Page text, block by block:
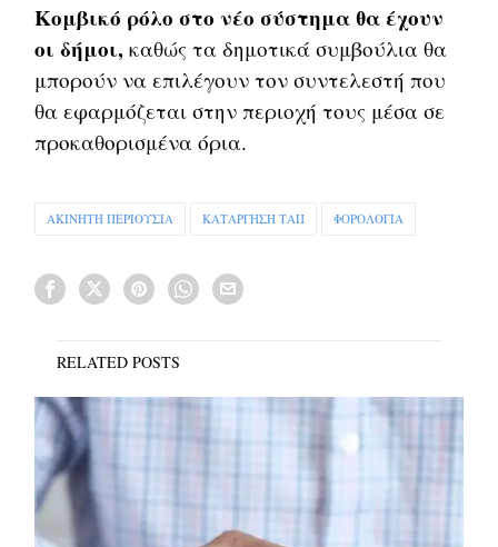
Κομβικό ρόλο στο νέο σύστημα θα έχουν
οι δήμοι, καθώς τα δημοτικά συμβούλια θα
μπορούν να επιλέγουν τον συντελεστή που
θα εφαρμόζεται στην περιοχή τους μέσα σε
προκαθορισμένα όρια.
ΑΚΙΝΗΤΗ ΠΕΡΙΟΥΣΙΑ ΚΑΤΑΡΓΗΣΗ ΤΑΠ ΦΟΡΟΛΟΓΙΑ
RELATED POSTS